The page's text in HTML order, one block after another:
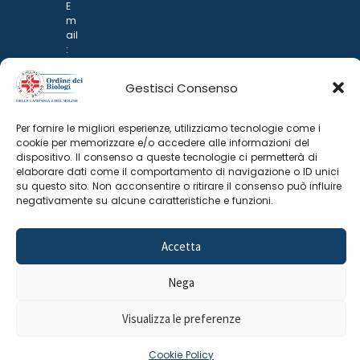
Gestisci Consenso
Per fornire le migliori esperienze, utilizziamo tecnologie come i
cookie per memorizzare e/o accedere alle informazioni del
dispositivo. Il consenso a queste tecnologie ci permetterà di
elaborare dati come il comportamento di navigazione o ID unici
su questo sito. Non acconsentire o ritirare il consenso può influire
negativamente su alcune caratteristiche e funzioni.
Accetta
Nega
Visualizza le preferenze
Cookie Policy
E
m
ail
:
d
@
o
n
ar
i.it
Privacy Policy